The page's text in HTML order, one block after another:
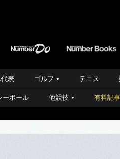
表 ゴルフ テニス
ーボール 他競技 有料記事